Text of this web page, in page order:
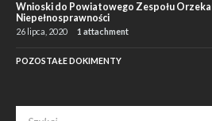
Wnioski do Powiatowego Zespołu
Niepełnosprawności
26 lipca, 2020 1 attachment
POZOSTAŁE DOKIMENTY